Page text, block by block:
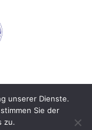
– Webdesign by
unserer Dienste.
Sie der
zu.